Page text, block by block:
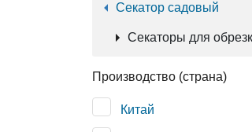
Секатор садовый
Секаторы для
Производство (страна)
Китай